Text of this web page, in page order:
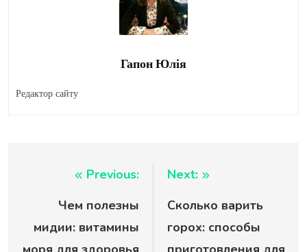
Гапон Юлія
Редактор сайту
Навигация
записям
Previous:
Чем полезны
мидии: витамины
Next:
Сколько варить
горох: способы